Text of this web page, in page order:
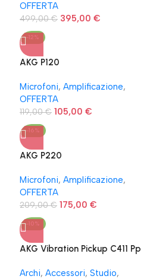
OFFERTA
499,00€ 395,00 €
-12%
AKG P120
Microfoni, Amplificazione,
OFFERTA
119,00€ 105,00 €
-16%
AKG P220
Microfoni, Amplificazione,
OFFERTA
209,00€ 175,00 €
-10%
AKG Vibration Pickup C411 Pp
Archi, Accessori, Studio,